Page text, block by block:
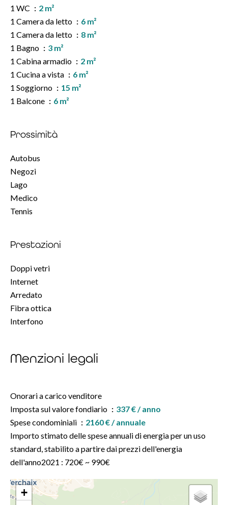
1 WC
2 m²
1 Camera da letto
6 m²
1 Camera da letto
8 m²
1 Bagno
3 m²
1 Cabina armadio
2 m²
1 Cucina a vista
6 m²
1 Soggiorno
15 m²
1 Balcone
6 m²
Prossimità
Autobus
Negozi
Lago
Medico
Tennis
Prestazioni
Doppi vetri
Internet
Arredato
Fibra ottica
Interfono
Menzioni legali
Onorari a carico venditore
Imposta sul valore fondiario
337 € / anno
Spese condominiali
2160 € / annuale
Importo stimato delle spese annuali di energia per un uso
standard, stabilito a partire dai prezzi dell'energia
dell'anno2021 : 720€ ~ 990€
+